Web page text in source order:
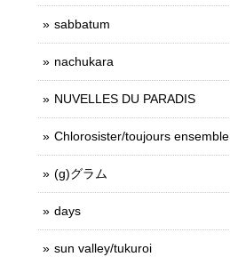
sabbatum
nachukara
NUVELLES DU PARADIS
Chlorosister/toujours ensemble
(g)グラム
days
sun valley/tukuroi